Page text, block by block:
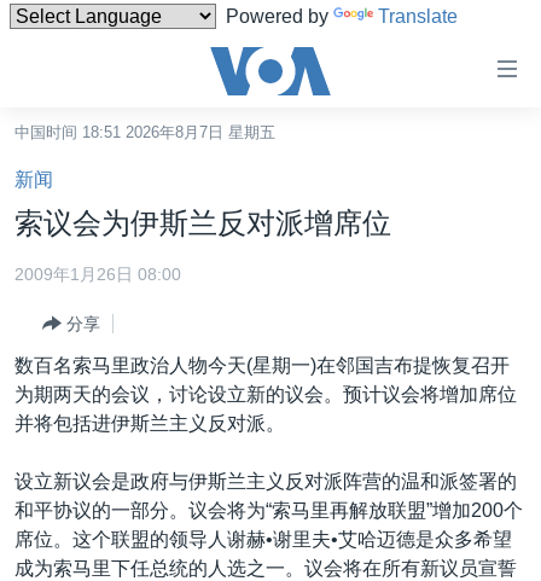
Powered by Translate
碍
链
接
跳
转
容
导
航
跳
中国
港澳
国际
最新国际新闻
中东
欧洲
分类新闻
人权·法律·宗教
科教·文娱·体健
热点专题
白宫要闻
VOA视频
中国时间 18:51 2026年8月7日 星期五
新闻
索议会为伊斯兰反对派增席位
2009年1月26日 08:00
分享
数百名索马里政治人物今天(星期一)在邻国吉布提恢复召开
为期两天的会议，讨论设立新的议会。预计议会将增加席位
并将包括进伊斯兰主义反对派。
设立新议会是政府与伊斯兰主义反对派阵营的温和派签署的
和平协议的一部分。议会将为“索马里再解放联盟”增加200个
席位。这个联盟的领导人谢赫•谢里夫•艾哈迈德是众多希望
成为索马里下任总统的人选之一。议会将在所有新议员宣誓